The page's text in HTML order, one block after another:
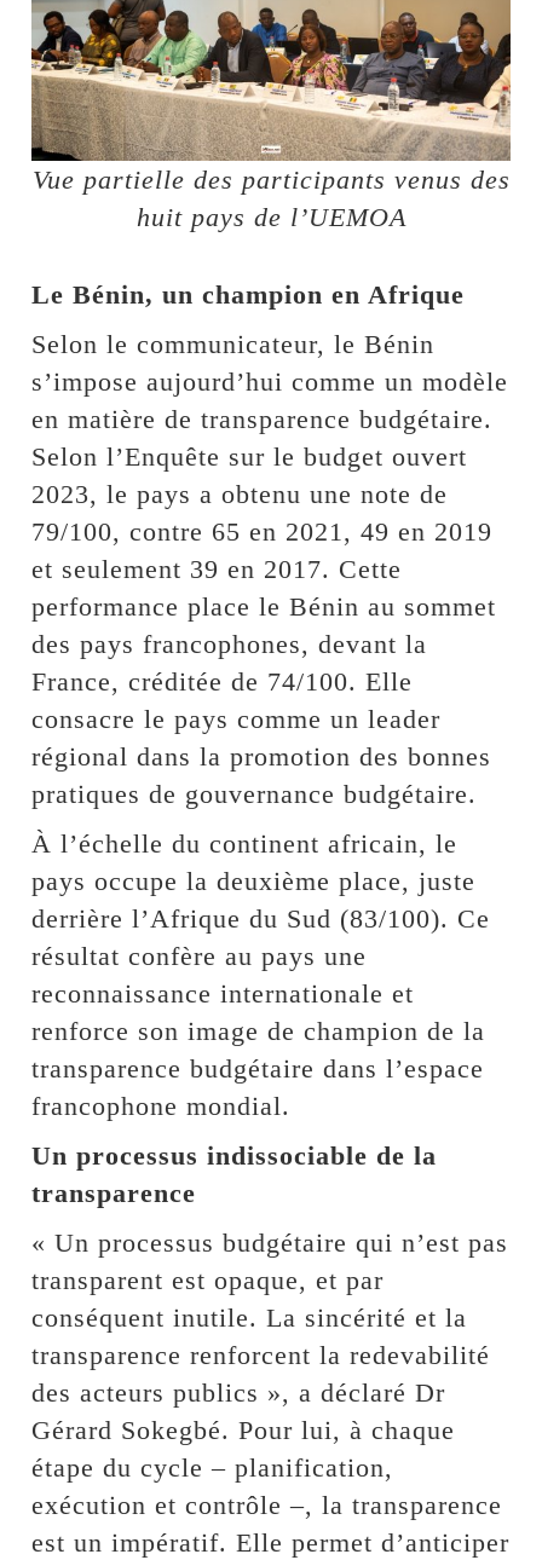
Vue partielle des participants venus des
huit pays de l’UEMOA
Le Bénin, un champion en Afrique
Selon le communicateur, le Bénin
s’impose aujourd’hui comme un modèle
en matière de transparence budgétaire.
Selon l’Enquête sur le budget ouvert
2023, le pays a obtenu une note de
79/100, contre 65 en 2021, 49 en 2019
et seulement 39 en 2017. Cette
performance place le Bénin au sommet
des pays francophones, devant la
France, créditée de 74/100. Elle
consacre le pays comme un leader
régional dans la promotion des bonnes
pratiques de gouvernance budgétaire.
À l’échelle du continent africain, le
pays occupe la deuxième place, juste
derrière l’Afrique du Sud (83/100). Ce
résultat confère au pays une
reconnaissance internationale et
renforce son image de champion de la
transparence budgétaire dans l’espace
francophone mondial.
Un processus indissociable de la
transparence
« Un processus budgétaire qui n’est pas
transparent est opaque, et par
conséquent inutile. La sincérité et la
transparence renforcent la redevabilité
des acteurs publics », a déclaré Dr
Gérard Sokegbé. Pour lui, à chaque
étape du cycle – planification,
exécution et contrôle –, la transparence
est un impératif. Elle permet d’anticiper